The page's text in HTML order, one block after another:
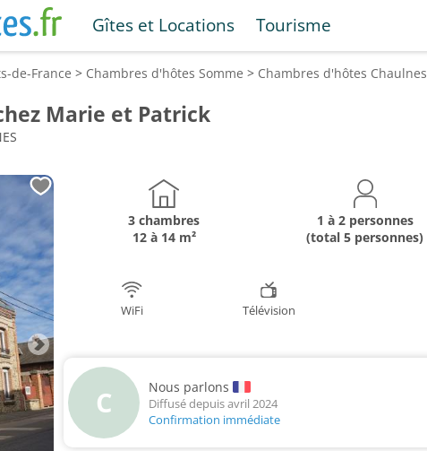
Gîtes et Locations Tourisme
de-France > Chambres d'hôtes Somme > Chambres d'hôtes Chaulnes
Marie et Patrick
3 chambres
12 à 14 m²
1 à 2 personnes
(total 5 personnes)
WiFi Télévision
C Nous parlons
Diffusé depuis avril 2024
Confirmation immédiate